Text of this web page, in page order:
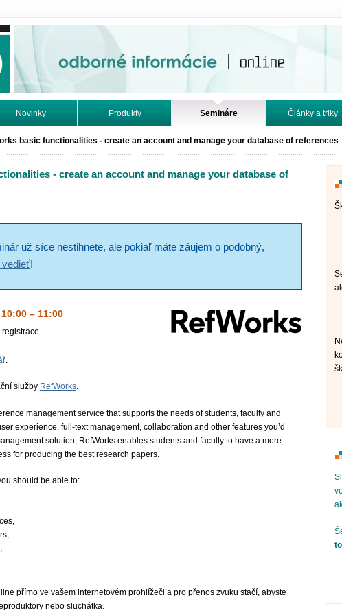
Odborné informácie. Online.
Novinky Produkty Semináre Články a triky
Tutoriály
basic functionalities - create an account and manage your database of references
- create an account and manage your database of
už síce nestihnete, ale pokiaľ máte záujem o podobný,
vedieť!
– 11:00
.
služby RefWorks.
management service that supports the needs of students, faculty and
experience, full-text management, collaboration and other features you’d
solution, RefWorks enables students and faculty to have a more
for producing the best research papers.
should be able to:
přímo ve vašem internetovém prohlížeči a pro přenos zvuku stačí, abyste
nebo sluchátka.